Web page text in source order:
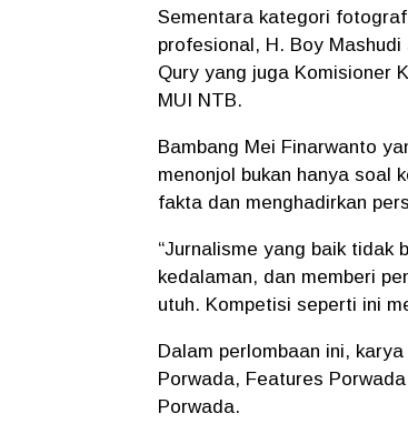
Sementara kategori
profesional, H. Boy
Qury yang juga Komisioner
MUI NTB.
Bambang Mei Finarwanto
menonjol bukan hanya soal
fakta dan menghadirkan
“Jurnalisme yang baik tidak
kedalaman, dan memberi
utuh. Kompetisi seperti ini
Dalam perlombaan ini,
Porwada, Features
Porwada.